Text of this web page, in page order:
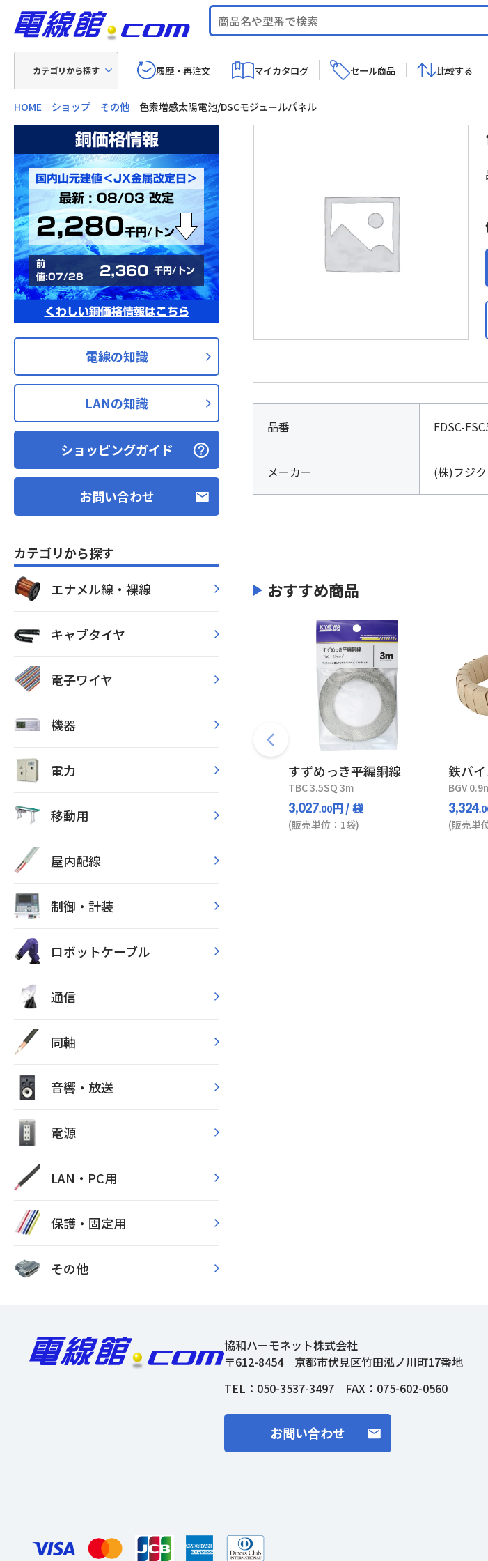
カテゴリから探す 履歴・再注文 マイカタログ セール商品 比較する
HOME ショップ その他 色素増感太陽電池/DSCモジュールパネル
銅価格情報
国内山元建値＜JX金属改定日＞
最新 : 08/03 改定
2,280千円/トン
前
値:07/28
2,360 千円/トン
くわしい銅価格情報はこちら
電線の知識
LANの知識
ショッピングガイド
お問い合わせ
カテゴリから探す
エナメル線・裸線
キャブタイヤ
電子ワイヤ
機器
電力
移動用
屋内配線
制御・計装
ロボットケーブル
通信
同軸
音響・放送
電源
LAN・PC用
保護・固定用
その他
品番 FDSC-
メーカー (株)フジ
おすすめ商品
すずめっき平編銅線
TBC 3.5SQ 3m
3,027.00円/ 袋
(販売単位：1袋)
鉄バ
BGV
3,324
(販売単
協和ハーモネット株式会社
〒612-8454 京都市伏見区竹田泓ノ川町17番地
TEL： 050-3537-3497 FAX：075-602-0560
お問い合わせ